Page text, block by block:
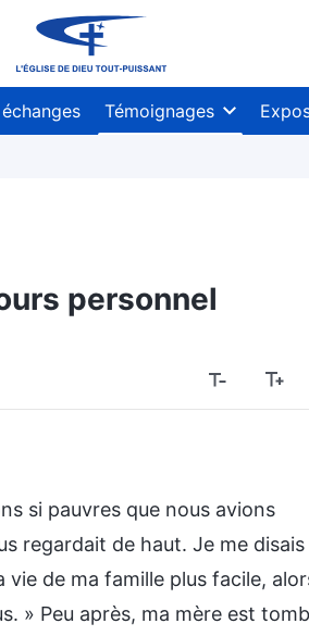
Témoignages
personnel
si pauvres que nous avions
regardait de haut. Je me disais
vie de ma famille plus facile,
» Peu après, ma mère est